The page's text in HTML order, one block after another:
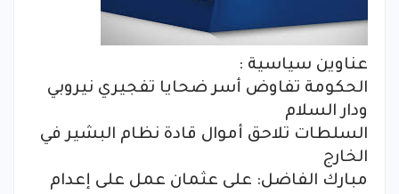
عناوين سياسية :
الحكومة تفاوض أسر ضحايا تفجيري نيروبي
ودار السلام
السلطات تلاحق أموال قادة نظام البشير في
الخارج
مبارك الفاضل: على عثمان عمل على إعدام